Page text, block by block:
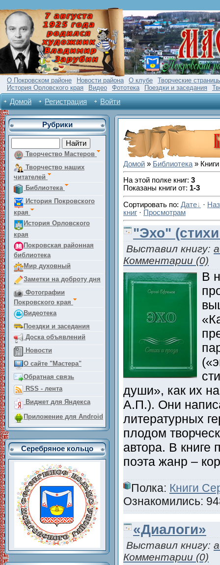
О Покровском районе Новости района О клубе
Творческие
История Орловского края
Видео Фототека Поездки и заседания
Домой Регистрация Войти
Рубрики
Творчество Мастеров
Творчество наших
читателей
Библиотека
История Покровского
края
История Орловского
края
Покровская районная
библиотека
Мир духовный
Заметки на доброту дня
Фотографии
Покровского края
Видеотека
Поездки и заседания
Доска объявлений
Новости
О сайте "Мастера"
Обратная связь
RSS - лента
Виджет для Яндекса
Приложение для Android
Серебряное кольцо
Домой » Библиотека »
На этой полке книг: 3
Показаны книги от: 1-3
Сортировать по: Дате ·
книг · Просмотрам
"Эхо"
Выставил книгу:
Комментарии (0)
В
души», как их
А.П.). Они
литературных
плодом
автора. В книге
поэта жанр –
Полка: Книги
Ознакомились:
«Диалоги»
Выставил книгу:
Комментарии (0)